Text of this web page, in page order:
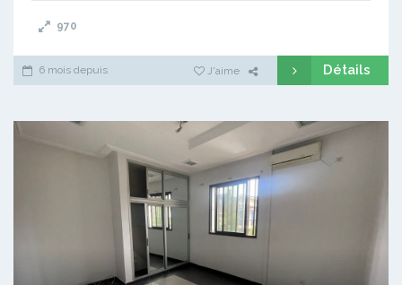
970
6 mois depuis J'aime Détails